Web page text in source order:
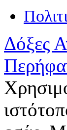
Δόξες